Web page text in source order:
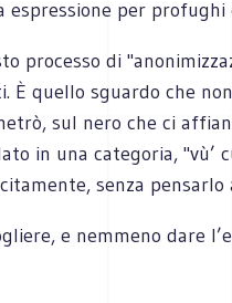
espressione per
processo di
È quello sguardo che
sul nero che ci
in una categoria, "vù’
senza
e nemmeno dare